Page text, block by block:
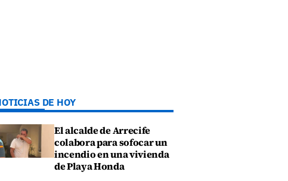
DE HOY
El alcalde de Arrecife
colabora para sofocar un
incendio en una vivienda
de Playa Honda